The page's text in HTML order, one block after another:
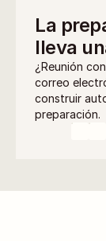
La
lleva
¿Reunión
correo
construir
preparación.